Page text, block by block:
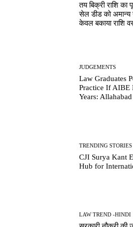
तय बिक्री राशि का
सेल डीड को अमान्य
केवल बकाया राशि
JUDGEMENTS
Law Graduates
Practice If AIBE
Years:
TRENDING STORIES
CJI Surya Kant
Hub for
LAW TREND -HINDI